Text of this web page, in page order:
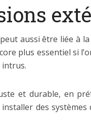
aussi être liée à
plus essentiel si
intrus.
et durable, en
des systèmes